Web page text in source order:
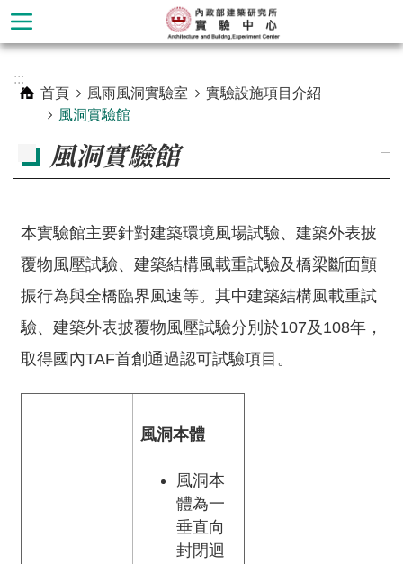
跳到主要內容區塊
階
材
:::
首頁
風雨風洞實驗室
實驗設施項目介紹
風洞實驗館
風洞實驗館
本實驗館主要針對建築環境風場試驗、建築外表披
覆物風壓試驗、建築結構風載重試驗及橋梁斷面顫
振行為與全橋臨界風速等。其中建築結構風載重試
驗、建築外表披覆物風壓試驗分別於107及108年，
取得國內TAF首創通過認可試驗項目。
風洞本體
風洞本
體為一
垂直向
封閉迴